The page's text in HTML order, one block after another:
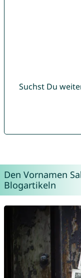
Suchst Du
Den Vornamen
Blogartikeln